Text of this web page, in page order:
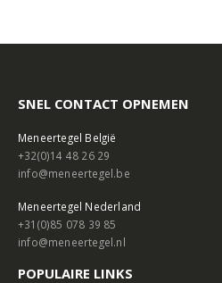
SNEL CONTACT OPNEMEN
Meneertegel België
+32(0)14 48 26 29
info@meneertegel.be
Meneertegel Nederland
+31(0)85 078 39 85
info@meneertegel.nl
POPULAIRE LINKS